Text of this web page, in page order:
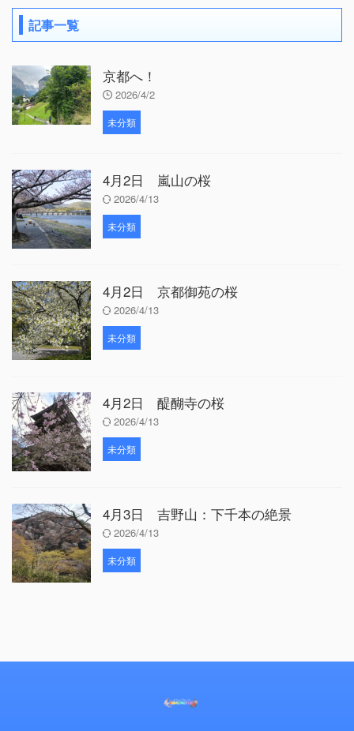
記事一覧
京都へ！
2026/4/2
未分類
4月2日 嵐山の桜
2026/4/13
未分類
4月2日 京都御苑の桜
2026/4/13
未分類
4月2日 醍醐寺の桜
2026/4/13
未分類
4月3日 吉野山：下千本の絶景
2026/4/13
未分類